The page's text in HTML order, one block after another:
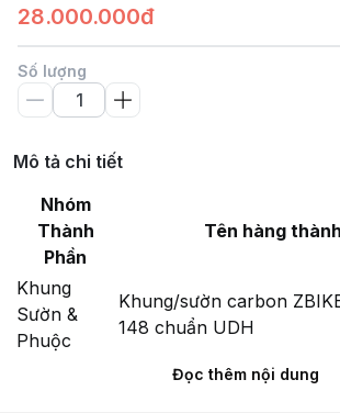
28.000.000đ
Số lượng
Mô tả chi tiết
Nhóm
Thành
Phần
Tên hàng
Khung
Sườn &
Phuộc
Khung/sườn carbon
148 chuẩn UDH
Ty trục Boost đóng mở
Đọc thêm nội dung